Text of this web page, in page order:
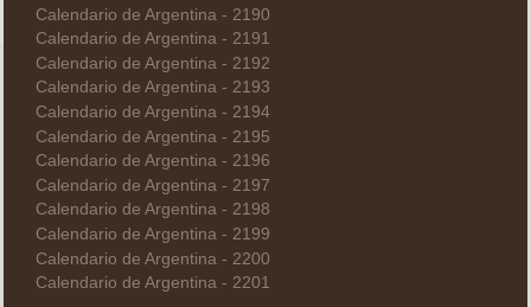
Calendario de Argentina - 2190
Calendario de Argentina - 2191
Calendario de Argentina - 2192
Calendario de Argentina - 2193
Calendario de Argentina - 2194
Calendario de Argentina - 2195
Calendario de Argentina - 2196
Calendario de Argentina - 2197
Calendario de Argentina - 2198
Calendario de Argentina - 2199
Calendario de Argentina - 2200
Calendario de Argentina - 2201